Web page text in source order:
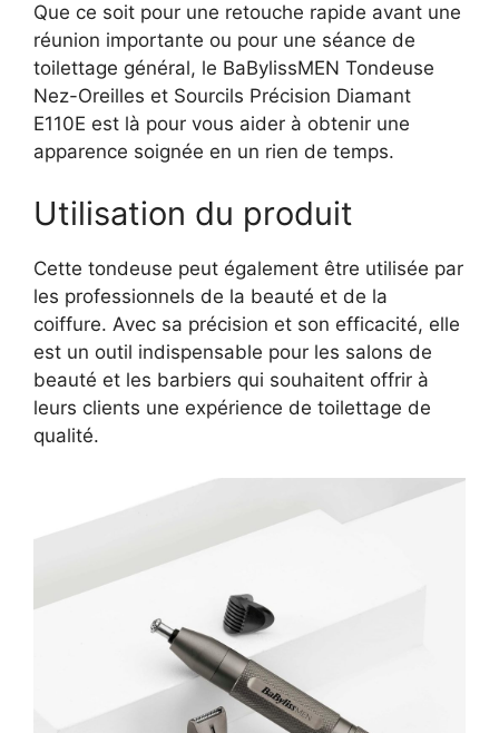
Que ce soit pour une retouche rapide avant une
réunion importante ou pour une séance de
toilettage général, le BaBylissMEN Tondeuse
Nez-Oreilles et Sourcils Précision Diamant
E110E est là pour vous aider à obtenir une
apparence soignée en un rien de temps.
Utilisation du produit
Cette tondeuse peut également être utilisée par
les professionnels de la beauté et de la
coiffure. Avec sa précision et son efficacité, elle
est un outil indispensable pour les salons de
beauté et les barbiers qui souhaitent offrir à
leurs clients une expérience de toilettage de
qualité.